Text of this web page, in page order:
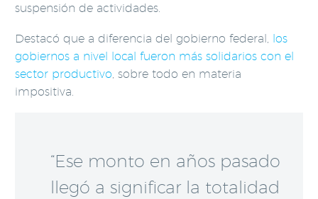
suspensión de actividades.
Destacó que a diferencia del gobierno federal, los
gobiernos a nivel local fueron más solidarios con el
sector productivo , sobre todo en materia
impositiva.
“Ese monto en años pasado
llegó a significar la totalidad